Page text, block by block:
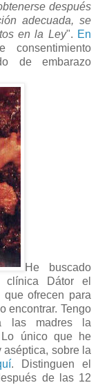
después
adecuada, se
en la Ley". En
de embarazo
He buscado
Dátor el
que ofrecen para
encontrar. Tengo
las madres la
único que he
aséptica, sobre la
. Distinguen el
de las 12